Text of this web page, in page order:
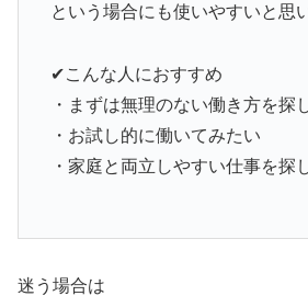
という場合にも使いやすいと思
✔こんな人におすすめ
・まずは無理のない働き方を探
・お試し的に働いてみたい
・家庭と両立しやすい仕事を探
迷う場合は